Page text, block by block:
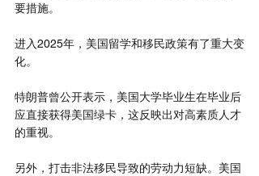
要措施。
进入2025年，美国留学和移民政策有了重大变
化。
特朗普曾公开表示，美国大学毕业生在毕业后
应直接获得美国绿卡，这反映出对高素质人才
的重视。
另外，打击非法移民导致的劳动力短缺。美国